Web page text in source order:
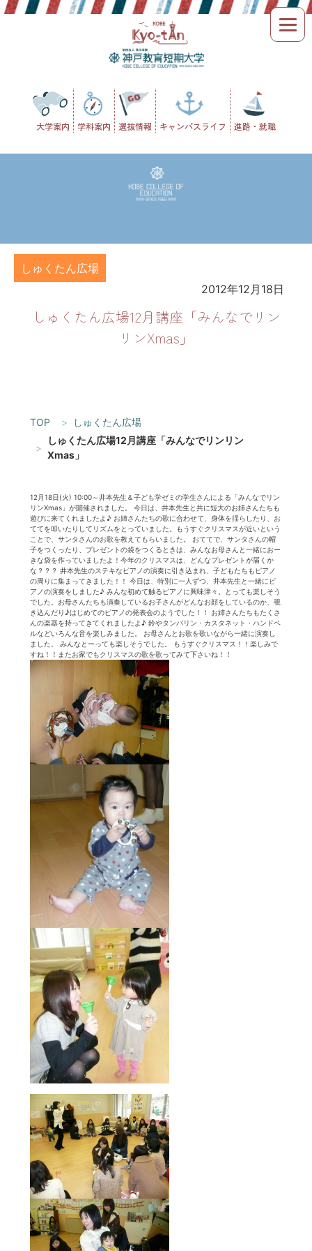
Skip
to
大学案内 学科案内 選抜情報 キャンパスライフ 進路・就職
しゅくたん広場
2012年12月18日
しゅくたん広場12月講座「みんなでリン
リンXmas」
TOP
しゅくたん広場
しゅくたん広場12月講座「みんなでリンリン
Xmas」
12月18日(火) 10:00～井本先生＆子ども学ゼミの学生さんによる「みんなでリン
リンXmas」が開催されました。 今日は、井本先生と共に短大のお姉さんたちも
遊びに来てくれましたよ♪ お姉さんたちの歌に合わせて、身体を揺らしたり、お
ててを叩いたりしてリズムをとっていました。もうすぐクリスマスが近いという
ことで、サンタさんのお歌を教えてもらいました。 おててで、サンタさんの帽
子をつくったり、プレゼントの袋をつくるときは、みんなお母さんと一緒におー
きな袋を作っていましたよ！今年のクリスマスは、どんなプレゼントが届くか
な？？？ 井本先生のステキなピアノの演奏に引き込まれ、子どもたちもピアノ
の周りに集まってきました！！ 今日は、特別に一人ずつ、井本先生と一緒にピ
アノの演奏をしました♪ みんな初めて触るピアノに興味津々。とっても楽しそう
でした。お母さんたちも演奏しているお子さんがどんなお顔をしているのか、覗
き込んだり♪はじめてのピアノの発表会のようでした！！ お姉さんたちもたくさ
んの楽器を持ってきてくれましたよ♪ 鈴やタンバリン・カスタネット・ハンドベ
ルなどいろんな音を楽しみました。 お母さんとお歌を歌いながら一緒に演奏し
ました。 みんなとーっても楽しそうでした。 もうすぐクリスマス！！楽しみで
すね！！またお家でもクリスマスの歌を歌ってみて下さいね！！